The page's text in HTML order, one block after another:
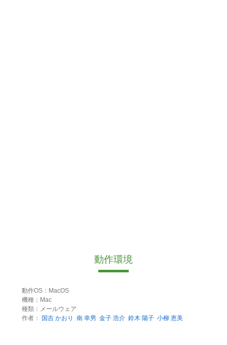
動作環境
動作OS：MacOS
機種：Mac
種類：メールウェア
作者：
国吉 かおり 南 幸男 金子 浩介 鈴木 陽子 小柳 恵美